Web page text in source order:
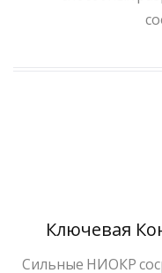
Ключевая
Сильные НИОКР